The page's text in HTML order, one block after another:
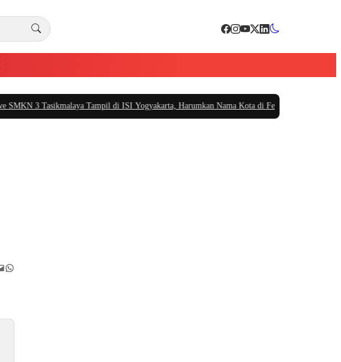
3 Tasikmalaya Tampil di ISI Yogyakarta, Harumkan Nama Kota di Festival Teater Remaja
WhatsApp